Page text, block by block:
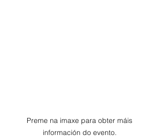
Preme na imaxe para obter máis
información do evento.